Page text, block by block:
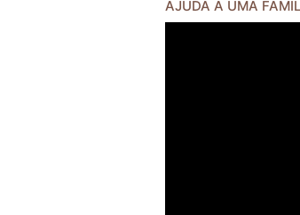
AJUDA A UMA